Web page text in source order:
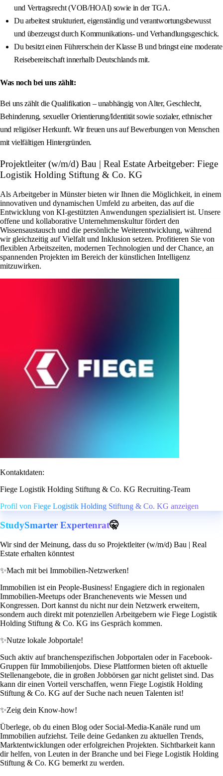
und Vertragsrecht (VOB/HOAI) sowie in der TGA.
Du arbeitest strukturiert, eigenständig und verantwortungsbewusst
und überzeugst durch Kommunikations- und Verhandlungsgeschick.
Du besitzt einen Führerschein der Klasse B und bringst eine moderate
Reisebereitschaft innerhalb Deutschlands mit.
Was noch bei uns zählt:
Bei uns zählt die Qualifikation – unabhängig von Alter, Geschlecht,
Behinderung, sexueller Orientierung/Identität sowie sozialer, ethnischer
und religiöser Herkunft. Wir freuen uns auf Bewerbungen von Menschen
mit vielfältigen Hintergründen.
Projektleiter (w/m/d) Bau | Real Estate Arbeitgeber: Fiege
Logistik Holding Stiftung & Co. KG
Als Arbeitgeber in Münster bieten wir Ihnen die Möglichkeit, in einem
innovativen und dynamischen Umfeld zu arbeiten, das auf die
Entwicklung von KI-gestützten Anwendungen spezialisiert ist. Unsere
offene und kollaborative Unternehmenskultur fördert den
Wissensaustausch und die persönliche Weiterentwicklung, während
wir gleichzeitig auf Vielfalt und Inklusion setzen. Profitieren Sie von
flexiblen Arbeitszeiten, modernen Technologien und der Chance, an
spannenden Projekten im Bereich der künstlichen Intelligenz
mitzuwirken.
Kontaktdaten:
Fiege Logistik Holding Stiftung & Co. KG Recruiting-Team
Profil von Fiege Logistik Holding Stiftung & Co. KG anzeigen
StudySmarter Expertenrat🤫
Wir sind der Meinung, dass du so Projektleiter (w/m/d) Bau | Real
Estate erhalten könntest
✨Mach mit bei Immobilien-Netzwerken!
Immobilien ist ein People-Business! Engagiere dich in regionalen
Immobilien-Meetups oder Branchenevents wie Messen und
Kongressen. Dort kannst du nicht nur dein Netzwerk erweitern,
sondern auch direkt mit potenziellen Arbeitgebern wie Fiege Logistik
Holding Stiftung & Co. KG ins Gespräch kommen.
✨Nutze lokale Jobportale!
Such aktiv auf branchenspezifischen Jobportalen oder in Facebook-
Gruppen für Immobilienjobs. Diese Plattformen bieten oft aktuelle
Stellenangebote, die in großen Jobbörsen gar nicht gelistet sind. Das
kann dir einen Vorteil verschaffen, wenn Fiege Logistik Holding
Stiftung & Co. KG auf der Suche nach neuen Talenten ist!
✨Zeig dein Know-how!
Überlege, ob du einen Blog oder Social-Media-Kanäle rund um
Immobilien aufziehst. Teile deine Gedanken zu aktuellen Trends,
Marktentwicklungen oder erfolgreichen Projekten. Sichtbarkeit kann
dir helfen, von Leuten in der Branche und bei Fiege Logistik Holding
Stiftung & Co. KG bemerkt zu werden.